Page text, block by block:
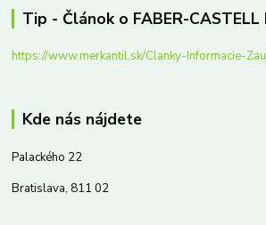
Tip - Článok o FABER-
https://www.merkantil.sk/Clanky-Informacie-
Kde nás nájdete
Palackého 22
Bratislava, 811 02